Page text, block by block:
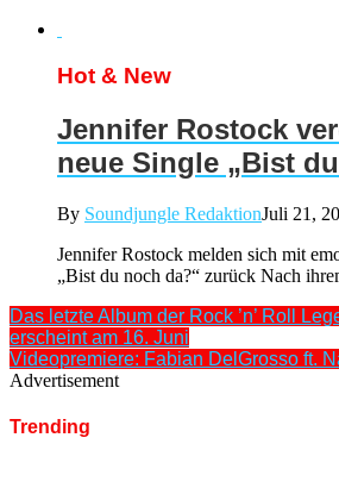
Hot & New
Jennifer Rostock
neue Single „Bist
By Soundjungle RedaktionJuli 21,
Jennifer Rostock melden sich mit
„Bist du noch da?“ zurück Nach
Das letzte Album der Rock ’n’ Roll
erscheint am 16. Juni
Videopremiere: Fabian DelGrosso ft.
Advertisement
Trending